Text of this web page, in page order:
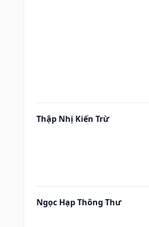
Thập Nhị Kiến Trừ
Ngọc Hạp Thông Thư